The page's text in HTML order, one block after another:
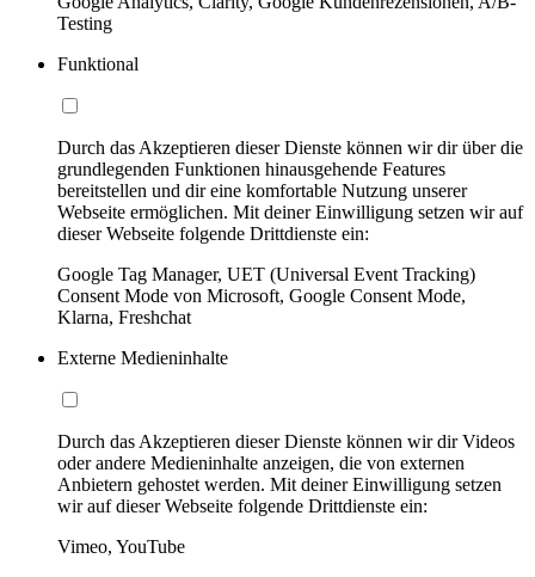
Testing
Funktional
Durch das Akzeptieren dieser Dienste können wir dir über die
grundlegenden Funktionen hinausgehende Features
bereitstellen und dir eine komfortable Nutzung unserer
Webseite ermöglichen. Mit deiner Einwilligung setzen wir auf
dieser Webseite folgende Drittdienste ein:
Google Tag Manager, UET (Universal Event Tracking)
Consent Mode von Microsoft, Google Consent Mode,
Klarna, Freshchat
Externe Medieninhalte
Durch das Akzeptieren dieser Dienste können wir dir Videos
oder andere Medieninhalte anzeigen, die von externen
Anbietern gehostet werden. Mit deiner Einwilligung setzen
wir auf dieser Webseite folgende Drittdienste ein:
Vimeo, YouTube